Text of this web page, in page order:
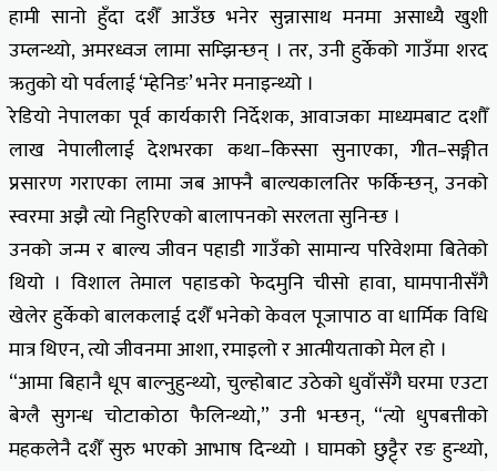
हामी सानो हुँदा दशैँ आउँछ भनेर सुन्नासाथ मनमा असाध्यै खुशी
उम्लन्थ्यो, अमरध्वज लामा सम्झिन्छन् । तर, उनी हुर्केको गाउँमा शरद
ऋतुको यो पर्वलाई ‘म्हेनिङ’ भनेर मनाइन्थ्यो ।
रेडियो नेपालका पूर्व कार्यकारी निर्देशक, आवाजका माध्यमबाट दशौँ
लाख नेपालीलाई देशभरका कथा–किस्सा सुनाएका, गीत–सङ्गीत
प्रसारण गराएका लामा जब आफ्नै बाल्यकालतिर फर्किन्छन्, उनको
स्वरमा अझै त्यो निहुरिएको बालापनको सरलता सुनिन्छ ।
उनको जन्म र बाल्य जीवन पहाडी गाउँको सामान्य परिवेशमा बितेको
थियो । विशाल तेमाल पहाडको फेदमुनि चीसो हावा, घामपानीसँगै
खेलेर हुर्केको बालकलाई दशैँ भनेको केवल पूजापाठ वा धार्मिक विधि
मात्र थिएन, त्यो जीवनमा आशा, रमाइलो र आत्मीयताको मेल हो ।
“आमा बिहानै धूप बाल्नुहुन्थ्यो, चुल्होबाट उठेको धुवाँसँगै घरमा एउटा
बेग्लै सुगन्ध चोटाकोठा फैलिन्थ्यो,” उनी भन्छन्, “त्यो धुपबत्तीको
महकलेनै दशैँ सुरु भएको आभाष दिन्थ्यो । घामको छुट्टै्र रङ हुन्थ्यो,